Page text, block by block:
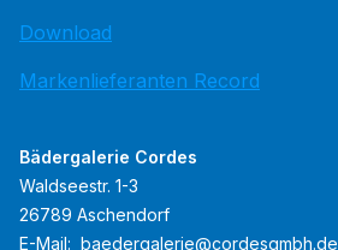
Download
Markenlieferanten Record
Bädergalerie Cordes
Waldseestr. 1-3
26789 Aschendorf
E-Mail: baedergalerie@cordesgmbh.de